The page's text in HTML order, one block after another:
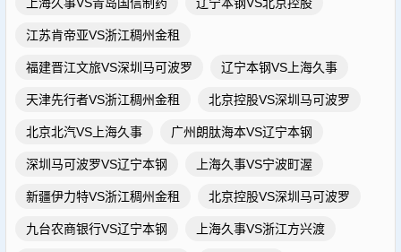
江苏肯帝亚VS浙江稠州金租
福建晋江文旅VS深圳马可波罗 辽宁本钢VS上海久事
天津先行者VS浙江稠州金租 北京控股VS深圳马可波罗
北京北汽VS上海久事 广州朗肽海本VS辽宁本钢
深圳马可波罗VS辽宁本钢 上海久事VS宁波町渥
新疆伊力特VS浙江稠州金租 北京控股VS深圳马可波罗
九台农商银行VS辽宁本钢 上海久事VS浙江方兴渡